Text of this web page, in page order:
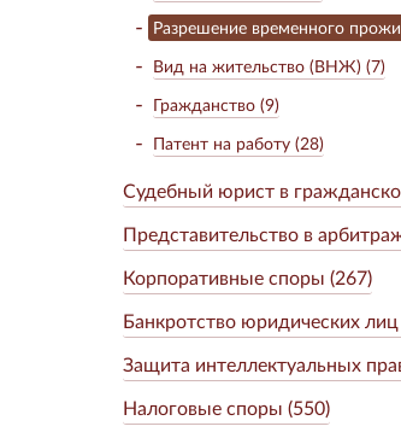
Разрешение временного
Вид на жительство (ВНЖ) (7)
Гражданство (9)
Патент на работу (28)
Судебный юрист в
Представительство в
Корпоративные споры (267)
Банкротство юридических лиц
Защита интеллектуальных
Налоговые споры (550)